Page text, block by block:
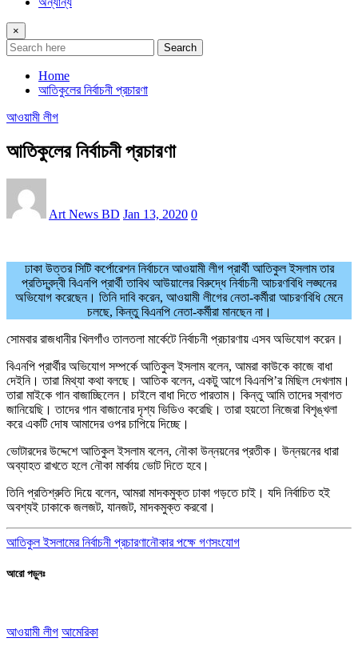
×
Search
Home
আতিকুলের নির্বাচনী প্রচারণা
আওয়ামী লীগ
আতিকুলের নির্বাচনী প্রচারণা
Art News BD Jan 13, 2020 0
ঢাকা উত্তর সিটি কর্পোরেশন নির্বাচনে আওয়ামী লীগ প্রার্থী আতিকুল ইসলাম তার
প্রতিদ্বন্দ্বী বিএনপি প্রার্থী তাবিথ আউয়ালের বিরুদ্ধে নির্বাচনী আচরণবিধি লঙ্ঘনের
অভিযোগ করেছেন। তিনি দাবি করেন, আওয়ামী লীগের নেতা-কর্মীরা আচরণবিধি মেনে
চলছে, কিন্তু বিএনপি নেতা-কর্মীরা মানছেন না।
সোমবার রাজধানীর খিলগাঁও তালতলা মার্কেটে নির্বাচনী প্রচারণায় এসব অভিযোগ করেন।
বিএনপি প্রার্থীর অভিযোগ সম্পর্কে আতিকুল ইসলাম বলেন, আমরা কাউকে কাজে বাধা
দেইনি। তারা মিথ্যা কথা বলছে। আতিক বলেন, একটু আগে বিএনপি’র মিছিল দেখলাম।
তারা মাইকে গান বাজাচ্ছিলেন। চাইলে বাধা দিতে পারতাম। কিন্তু আমি তাদের স্বাগত
জানিয়েছি। তাদের গান বাজানোর দৃশ্য ভিডিও করেছি। তারা হয়তো নিজেরা বিশৃঙ্খলা
করে একটি দোষ আমাদের ওপর চাপিয়ে দিচ্ছে।
ভোটারদের উদ্দেশে আতিকুল ইসলাম বলেন, নৌকা উন্নয়নের প্রতীক। উন্নয়নের ধারা
অব্যাহত রাখতে হলে নৌকা মার্কায় ভোট দিতে হবে।
তিনি প্রতিশ্রুতি দিয়ে বলেন, আমরা মাদকমুক্ত ঢাকা গড়তে চাই। যদি নির্বাচিত হই
অবশ্যই ঢাকাকে জলজট, যানজট, মাদকমুক্ত করবো।
আতিকুল ইসলামের নির্বাচনী প্রচারণানৌকার পক্ষে গণসংযোগ
আরো পড়ুনঃ
আওয়ামী লীগ আমেরিকা